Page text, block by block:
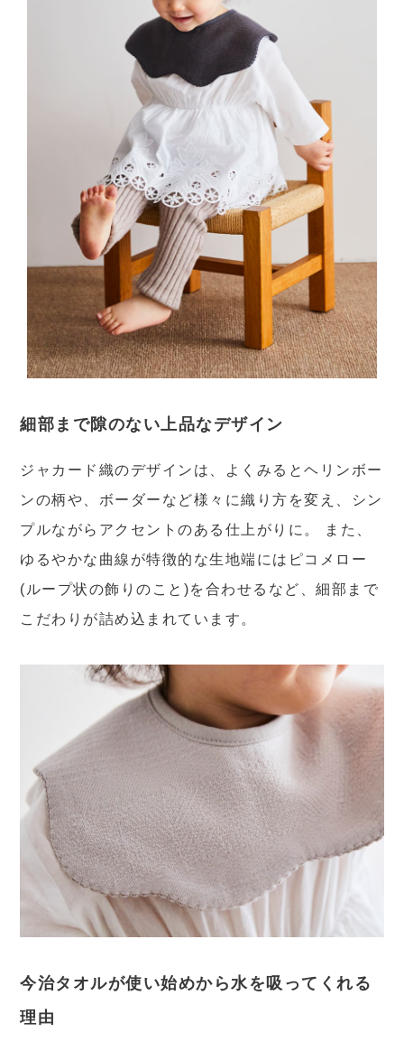
細部まで隙のない上品なデザイン
ジャカード織のデザインは、よくみるとヘリンボー
ンの柄や、ボーダーなど様々に織り方を変え、シン
プルながらアクセントのある仕上がりに。 また、
ゆるやかな曲線が特徴的な生地端にはピコメロー
(ループ状の飾りのこと)を合わせるなど、細部まで
こだわりが詰め込まれています。
今治タオルが使い始めから水を吸ってくれる
理由